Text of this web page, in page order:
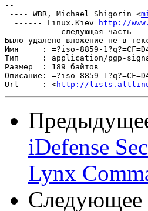
--
---- WBR, Michael Shigorin <
  ------ Linux.Kiev
http://
----------- следующая часть
Было удалено вложение не в
Имя     : =?iso-8859-
Тип     : application/pgp-
Размер  : 189 байтов
Описание: =?iso-8859-
Url     : <http://
iDefense
Lynx